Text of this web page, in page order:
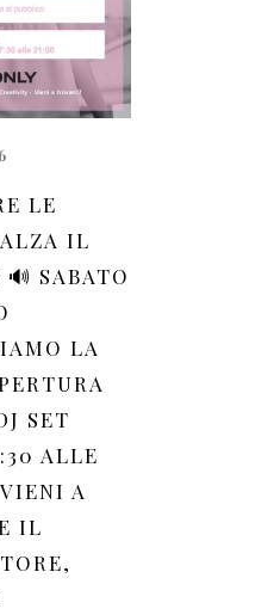
LE
IL
SABATO
LA
SET
ALLE
A
IL